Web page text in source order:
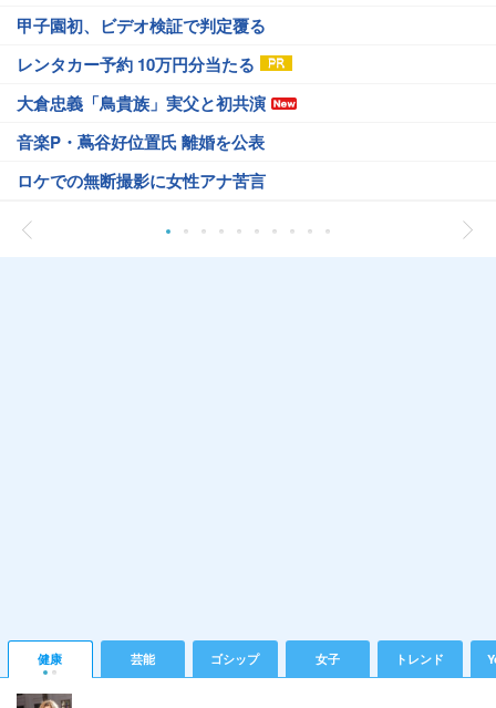
甲子園初、ビデオ検証で判定覆る
レンタカー予約 10万円分当たる
大倉忠義「鳥貴族」実父と初共演
音楽P・蔦谷好位置氏 離婚を公表
ロケでの無断撮影に女性アナ苦言
健康 芸能 ゴシップ 女子 トレンド